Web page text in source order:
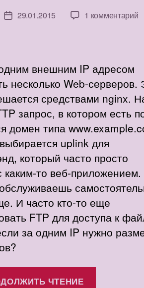
Дата29.01.2015 1 комментарийк
внешним IP адресом
несколько Web-серверов.
средствами nginx.
запрос, в котором есть
домен типа
uplink для
который часто просто
то веб-приложением.
И часто кто-то еще
FTP для доступа к
за одним IP нужно
ЧТЕНИЕ